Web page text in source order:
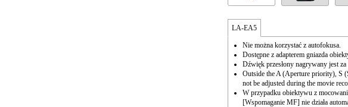
LA-EA5
Nie można korzystać z autofokusa.
Dostępne z adapterem gniazda
Dźwięk przesłony nagrywany jest
Outside the A (Aperture priority), S
not be adjusted during the movie
W przypadku obiektywu z
[Wspomaganie MF] nie działa